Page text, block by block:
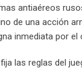
antiaéreos
de una acción
inmediata por el
las reglas del